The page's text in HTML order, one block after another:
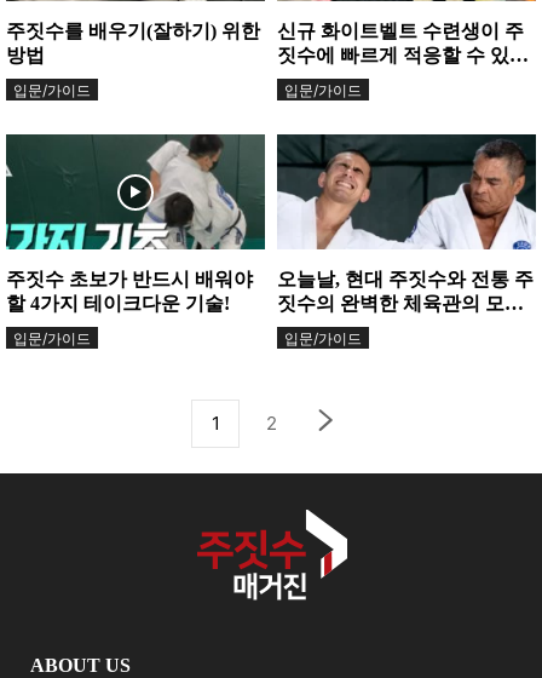
주짓수를 배우기(잘하기) 위한
방법
입문/가이드
신규 화이트벨트 수련생이 주
짓수에 빠르게 적응할 수 있는
5가지 움직임
입문/가이드
주짓수 초보가 반드시 배워야
할 4가지 테이크다운 기술!
입문/가이드
오늘날, 현대 주짓수와 전통 주
짓수의 완벽한 체육관의 모습
이란?
입문/가이드
1 2
ABOUT US